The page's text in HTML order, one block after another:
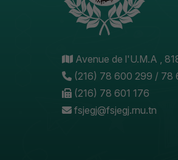
Avenue de l'U.M.A ,
(216) 78 600 299 / 78
(216) 78 601 176
fsjegj@fsjegj.rnu.tn